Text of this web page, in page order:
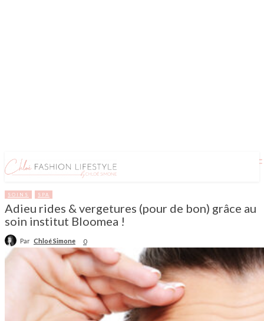
SOINS SPA
Adieu rides & vergetures (pour de bon) grâce au
soin institut Bloomea !
Par Chloé Simone 0